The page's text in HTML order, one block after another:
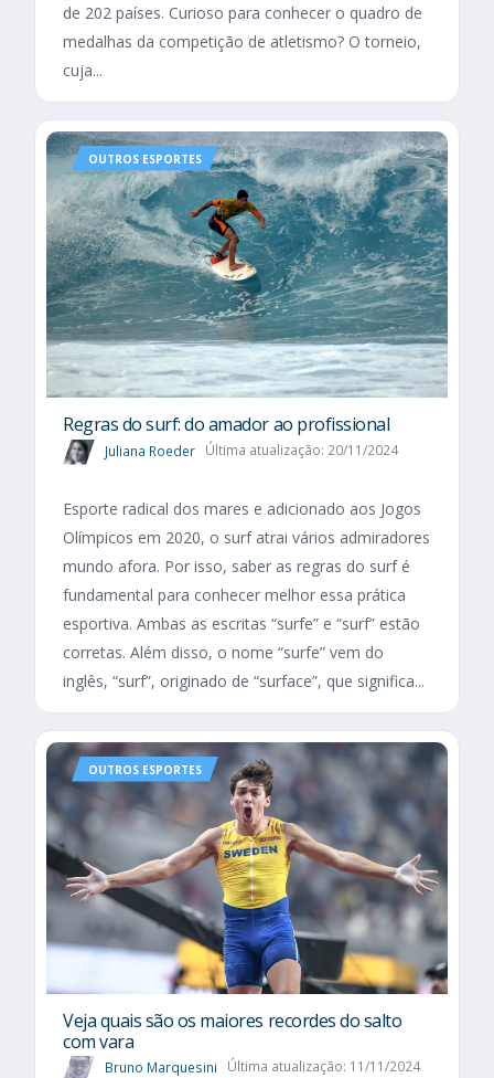
de 202 países. Curioso para conhecer o quadro de
medalhas da competição de atletismo? O torneio,
cuja...
OUTROS ESPORTES
Regras do surf: do amador ao profissional
Juliana Roeder Última atualização: 20/11/2024
Esporte radical dos mares e adicionado aos Jogos
Olímpicos em 2020, o surf atrai vários admiradores
mundo afora. Por isso, saber as regras do surf é
fundamental para conhecer melhor essa prática
esportiva. Ambas as escritas “surfe” e “surf” estão
corretas. Além disso, o nome “surfe” vem do
inglês, “surf”, originado de “surface”, que significa...
OUTROS ESPORTES
Veja quais são os maiores recordes do salto
com vara
Bruno Marquesini Última atualização: 11/11/2024